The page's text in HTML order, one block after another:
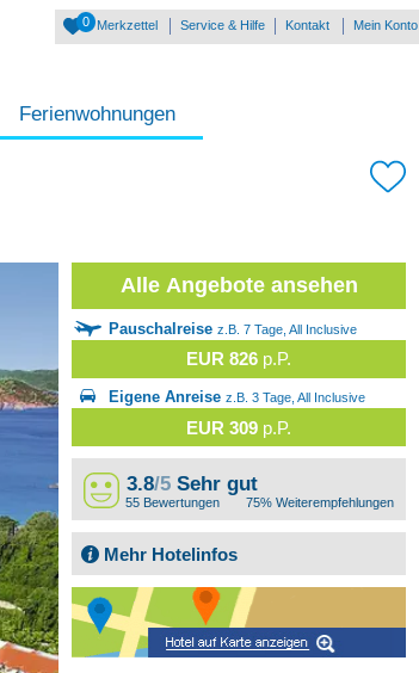
Ferienwohnungen
0 Merkzettel Service & Hilfe Kontakt Mein Konto
Alle Angebote ansehen
Pauschalreise z.B. 7 Tage, All Inclusive
EUR 826 p.P.
Eigene Anreise z.B. 3 Tage, All Inclusive
EUR 309 p.P.
3.8/5 Sehr gut
55 Bewertungen 75% Weiterempfehlungen
Mehr Hotelinfos